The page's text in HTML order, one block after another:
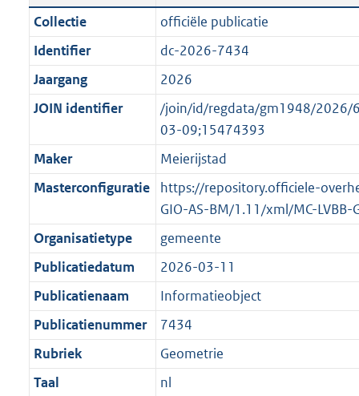
c
a
t
i
e
n
f
o
m
a
a
t
t
e
:
2
K
i
c
a
t
i
i
n
f
r
m
a
a
t
t
t
e
:
o
b
e
k
n
d
a
n
d
g
r
o
o
t
t
e
:
1
K
b
Collectie
officiële publicatie
Identifier
dc-2026-7434
Jaargang
2026
JOIN identifier
/join/id/regdata/gm1948/2026/
03-09;15474393
Maker
Meierijstad
Masterconfiguratie
https://repository.officiele-
GIO-AS-BM/1.11/xml/MC-LVBB-
Organisatietype
gemeente
Publicatiedatum
2026-03-11
Publicatienaam
Informatieobject
Publicatienummer
7434
Rubriek
Geometrie
Taal
nl